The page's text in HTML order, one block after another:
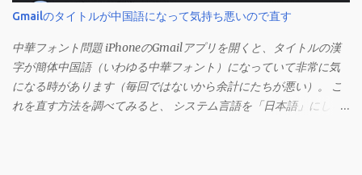
Gmailのタイトルが中国語になって気持ち悪いので直す
中華フォント問題 iPhoneのGmailアプリを開くと、タイトルの漢
字が簡体中国語（いわゆる中華フォント）になっていて非常に気
になる時があります（毎回ではないから余計にたちが悪い）。 こ
れを直す方法を調べてみると、 システム言語を「日本語」にしろ